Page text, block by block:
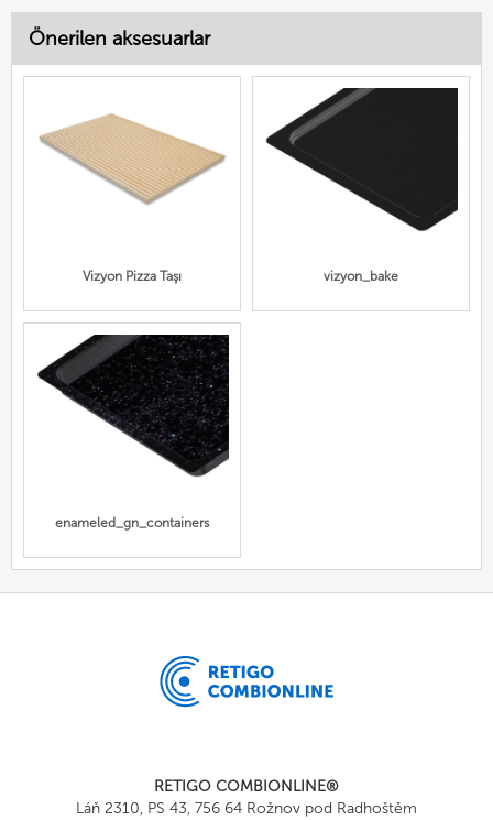
Önerilen aksesuarlar
Vizyon Pizza Taşı vizyon_bake
enameled_gn_containers
RETIGO COMBIONLINE®
Láň 2310, PS 43, 756 64 Rožnov pod Radhoštěm